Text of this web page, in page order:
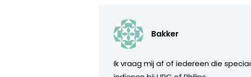
Bakker
Ik vraag mij af of iedereen die